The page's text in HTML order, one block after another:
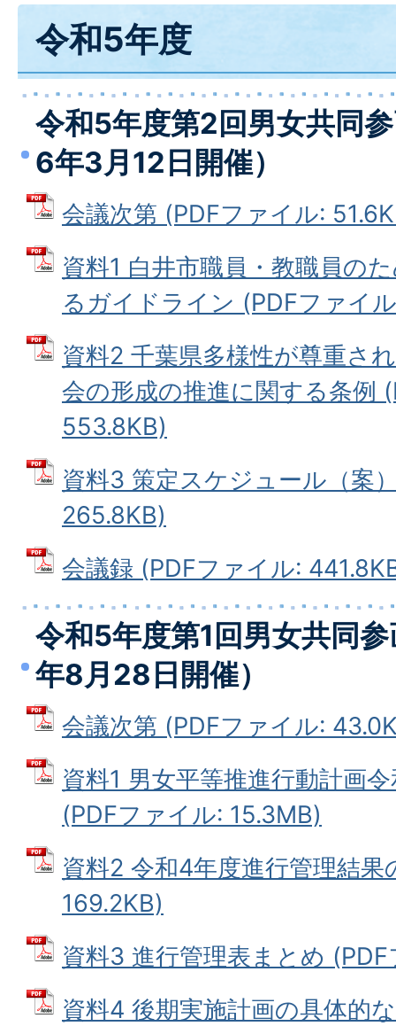
令和5年度
令和5年度第2回男女共同
6年3月12日開催）
会議次第 (PDFファイル:
資料1 白井市職員・教職員の
るガイドライン (PDFファイ
資料2 千葉県多様性が尊重さ
会の形成の推進に関する条例
553.8KB)
資料3 策定スケジュール（案
265.8KB)
会議録 (PDFファイル:
令和5年度第1回男女共同
年8月28日開催）
会議次第 (PDFファイル:
資料1 男女平等推進行動計画
(PDFファイル: 15.3MB)
資料2 令和4年度進行管理結
169.2KB)
資料3 進行管理表まとめ
資料4 後期実施計画の具体的